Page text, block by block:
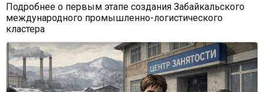
Подробнее о первым этапе создания Забайкальского
международного промышленно-логистического
кластера